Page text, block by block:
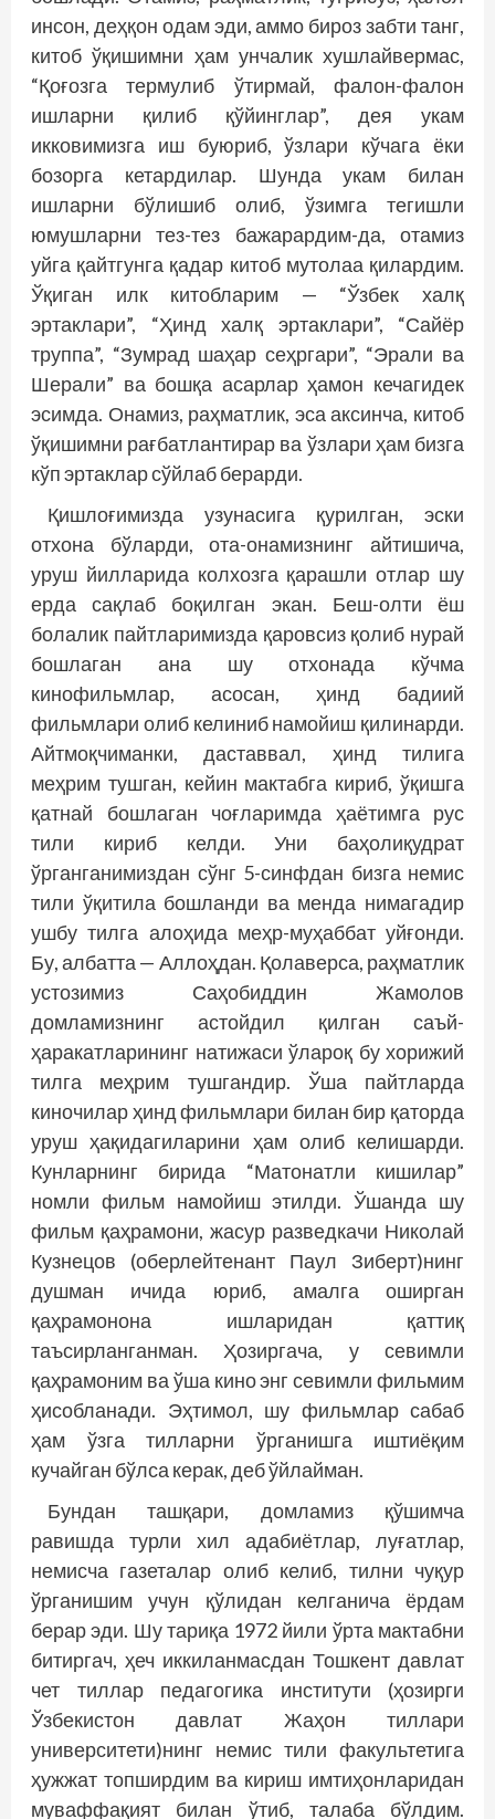
инсон, деҳқон одам эди, аммо бироз забти танг,
китоб ўқишимни ҳам унчалик хушлайвермас,
“Қоғозга термулиб ўтирмай, фалон-фалон
ишларни қилиб қўйинглар”, дея укам
икковимизга иш буюриб, ўзлари кўчага ёки
бозорга кетардилар. Шунда укам билан
ишларни бўлишиб олиб, ўзимга тегишли
юмушларни тез-тез бажарардим-да, отамиз
уйга қайтгунга қадар китоб мутолаа қилардим.
Ўқиган илк китобларим — “Ўзбек халқ
эртаклари”, “Ҳинд халқ эртаклари”, “Сайёр
труппа”, “Зумрад шаҳар сеҳргари”, “Эрали ва
Шерали” ва бошқа асарлар ҳамон кечагидек
эсимда. Онамиз, раҳматлик, эса аксинча, китоб
ўқишимни рағбатлантирар ва ўзлари ҳам бизга
кўп эртаклар сўйлаб берарди.
Қишлоғимизда узунасига қурилган, эски
отхона бўларди, ота-онамизнинг айтишича,
уруш йилларида колхозга қарашли отлар шу
ерда сақлаб боқилган экан. Беш-олти ёш
болалик пайтларимизда қаровсиз қолиб нурай
бошлаган ана шу отхонада кўчма
кинофильмлар, асосан, ҳинд бадиий
фильмлари олиб келиниб намойиш қилинарди.
Айт­моқчиманки, даставвал, ҳинд тилига
меҳрим тушган, кейин мактабга кириб, ўқишга
қатнай бошлаган чоғларимда ҳаётимга рус
тили кириб келди. Уни баҳолиқудрат
ўрганганимиздан сўнг 5-синфдан бизга немис
тили ўқитила бошланди ва менда нимагадир
ушбу тилга алоҳида меҳр-муҳаббат уйғонди.
Бу, албатта — Аллоҳдан. Қолаверса, раҳматлик
устозимиз Саҳобиддин Жамолов
домламизнинг астойдил қилган саъй-
ҳаракатларининг натижаси ўлароқ бу хорижий
тилга меҳрим тушгандир. Ўша пайтларда
киночилар ҳинд фильмлари билан бир қаторда
уруш ҳақидагиларини ҳам олиб келишарди.
Кунларнинг бирида “Матонатли кишилар”
номли фильм намойиш этилди. Ўшанда шу
фильм қаҳрамони, жасур разведкачи Николай
Кузнецов (оберлейтенант Паул Зиберт)нинг
душман ичида юриб, амалга оширган
қаҳрамонона ишларидан қаттиқ
таъсирланганман. Ҳозиргача, у севимли
қаҳрамоним ва ўша кино энг севимли фильмим
ҳисобланади. Эҳтимол, шу фильмлар сабаб
ҳам ўзга тилларни ўрганишга иштиёқим
кучайган бўлса керак, деб ўйлайман.
Бундан ташқари, домламиз қўшимча
равишда турли хил адабиётлар, луғатлар,
немисча газеталар олиб келиб, тилни чуқур
ўрганишим учун қўлидан келганича ёрдам
берар эди. Шу тариқа 1972 йили ўрта мактабни
битиргач, ҳеч иккиланмасдан Тошкент давлат
чет тиллар педагогика институти (ҳозирги
Ўзбекистон давлат Жаҳон тиллари
университети)нинг немис тили факультетига
ҳужжат топширдим ва кириш имтиҳонларидан
муваффақият билан ўтиб, талаба бўлдим.